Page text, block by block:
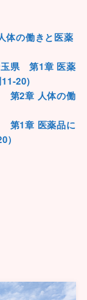
体の働きと医薬
県 第1章 医薬
20)
第2章 人体の働
第1章 医薬品に